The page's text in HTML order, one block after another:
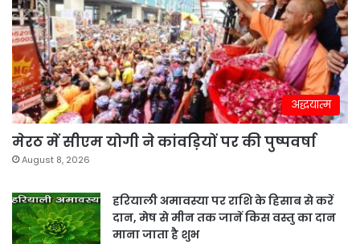
अद्धयात्म
मेरठ में सीएम योगी ने कांवड़ियों पर की पुष्पवर्षा
August 8, 2026
हरियाली अमावस्या पर राशि के हिसाब से करें
दान, मेष से मीन तक जानें किस वस्तु का दान
माना जाता है शुभ